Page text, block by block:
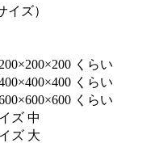
イズ）
くらい
くらい
くらい
ズ 中
ズ 大